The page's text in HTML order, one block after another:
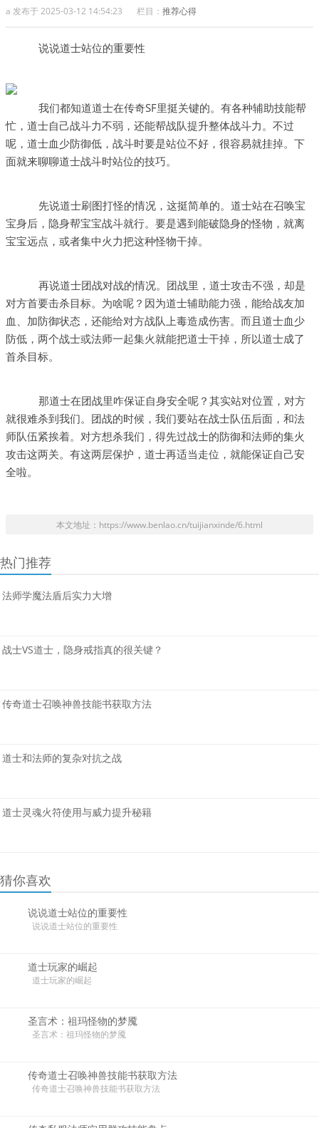
a 发布于 2025-03-12 14:54:23 栏目： 推荐心得
说说道士站位的重要性
我们都知道道士在传奇SF里挺关键的。有各种辅助技能帮
忙，道士自己战斗力不弱，还能帮战队提升整体战斗力。不过
呢，道士血少防御低，战斗时要是站位不好，很容易就挂掉。下
面就来聊聊道士战斗时站位的技巧。
先说道士刷图打怪的情况，这挺简单的。道士站在召唤宝
宝身后，隐身帮宝宝战斗就行。要是遇到能破隐身的怪物，就离
宝宝远点，或者集中火力把这种怪物干掉。
再说道士团战对战的情况。团战里，道士攻击不强，却是
对方首要击杀目标。为啥呢？因为道士辅助能力强，能给战友加
血、加防御状态，还能给对方战队上毒造成伤害。而且道士血少
防低，两个战士或法师一起集火就能把道士干掉，所以道士成了
首杀目标。
那道士在团战里咋保证自身安全呢？其实站对位置，对方
就很难杀到我们。团战的时候，我们要站在战士队伍后面，和法
师队伍紧挨着。对方想杀我们，得先过战士的防御和法师的集火
攻击这两关。有这两层保护，道士再适当走位，就能保证自己安
全啦。
本文地址：https://www.benlao.cn/tuijianxinde/6.html
热门推荐
法师学魔法盾后实力大增
战士VS道士，隐身戒指真的很关键？
传奇道士召唤神兽技能书获取方法
道士和法师的复杂对抗之战
道士灵魂火符使用与威力提升秘籍
猜你喜欢
说说道士站位的重要性
说说道士站位的重要性
道士玩家的崛起
道士玩家的崛起
圣言术：祖玛怪物的梦魇
圣言术：祖玛怪物的梦魇
传奇道士召唤神兽技能书获取方法
传奇道士召唤神兽技能书获取方法